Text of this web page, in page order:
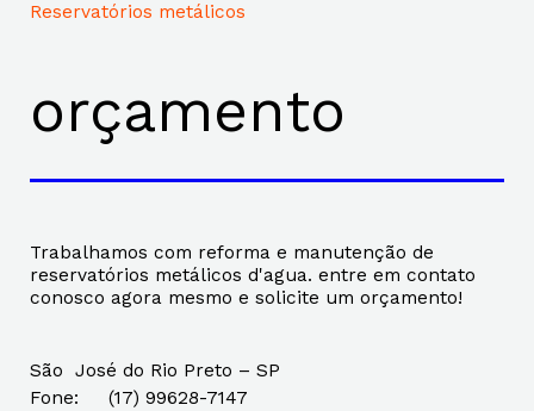
Reservatórios metálicos
orçamento
Trabalhamos com reforma e manutenção de
reservatórios metálicos d'agua. entre em contato
conosco agora mesmo e solicite um orçamento!
São José do Rio Preto – SP
Fone:
(17) 99628-7147